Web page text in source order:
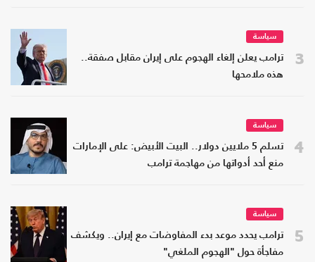
3
سياسة
ترامب يعلن إلغاء الهجوم على إيران مقابل صفقة..
هذه ملامحها
4
سياسة
تسلم 5 ملايين دولار.. البيت الأبيض: على الإمارات
منع أحد أدواتها من مهاجمة ترامب
5
سياسة
ترامب يحدد موعد بدء المفاوضات مع إيران.. ويكشف
مفاجأة حول "الهجوم الملغي"